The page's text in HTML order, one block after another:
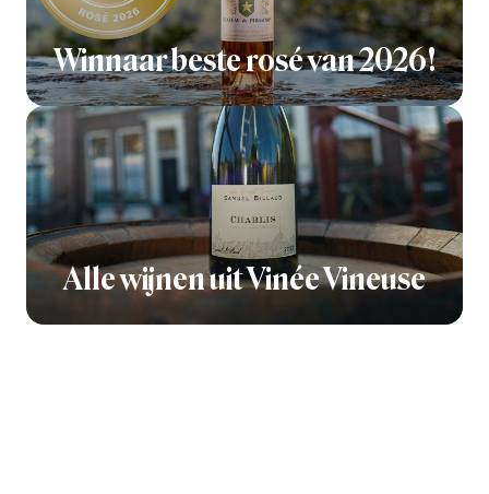
Winnaar beste rosé van 2026!
Alle wijnen uit Vinée Vineuse